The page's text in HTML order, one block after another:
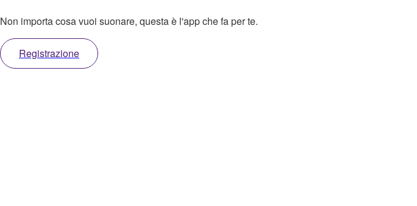
Non importa cosa vuoi suonare, questa è l'app che fa per te.
Registrazione